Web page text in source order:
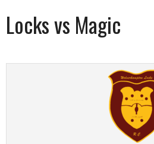
Locks vs Magic